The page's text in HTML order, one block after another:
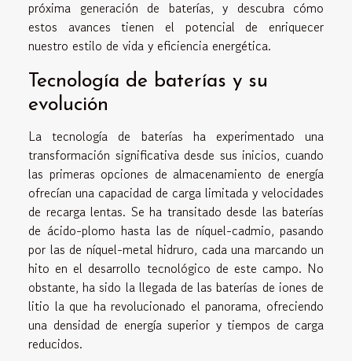
próxima generación de baterías, y descubra cómo
estos avances tienen el potencial de enriquecer
nuestro estilo de vida y eficiencia energética.
Tecnología de baterías y su
evolución
La tecnología de baterías ha experimentado una
transformación significativa desde sus inicios, cuando
las primeras opciones de almacenamiento de energía
ofrecían una capacidad de carga limitada y velocidades
de recarga lentas. Se ha transitado desde las baterías
de ácido-plomo hasta las de níquel-cadmio, pasando
por las de níquel-metal hidruro, cada una marcando un
hito en el desarrollo tecnológico de este campo. No
obstante, ha sido la llegada de las baterías de iones de
litio la que ha revolucionado el panorama, ofreciendo
una densidad de energía superior y tiempos de carga
reducidos.